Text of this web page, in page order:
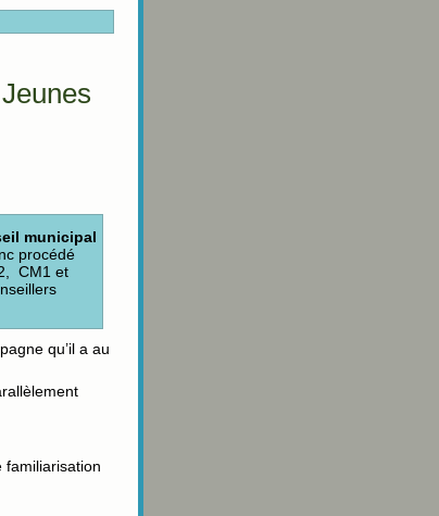
municipal
procédé
CM1 et
qu’il a au
familiarisation